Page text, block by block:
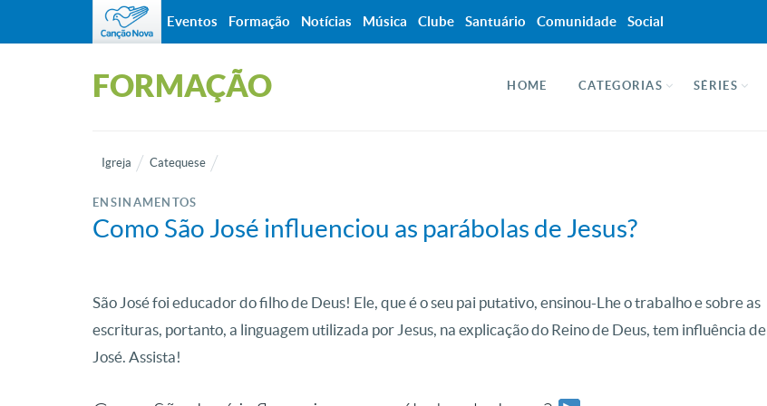
FORMAÇÃO HOME CATEGORIAS SÉRIES
Igreja Catequese
ENSINAMENTOS
Como São José influenciou as parábolas de Jesus?
São José foi educador do filho de Deus! Ele, que é o seu pai putativo, ensinou-Lhe o trabalho e sobre as
escrituras, portanto, a linguagem utilizada por Jesus, na explicação do Reino de Deus, tem influência de
José. Assista!
Eventos Formação Notícias Música Clube Santuário Comunidade Social